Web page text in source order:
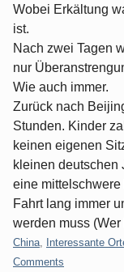
Wobei Erkältung
ist.
Nach zwei Tagen
nur
Wie auch immer.
Zurück nach
Stunden. Kinder
keinen eigenen
kleinen deutschen
eine
Fahrt lang immer
werden muss
Categories:
China Interessante
Comments